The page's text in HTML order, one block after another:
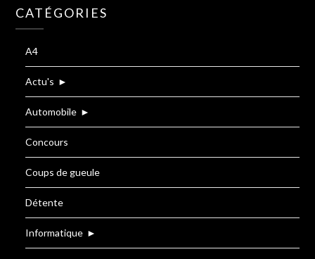
CATÉGORIES
A4
Actu's ►
Automobile ►
Concours
Coups de gueule
Détente
Informatique ►